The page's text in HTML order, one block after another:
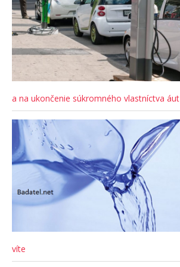
a na ukončenie súkromného vlastníctva áut
víte